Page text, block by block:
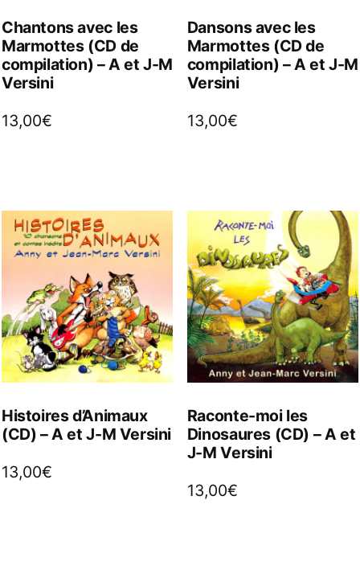
Chantons avec les
Marmottes (CD de
compilation) – A et J-M
Versini
13,00€
Dansons avec les
Marmottes (CD de
compilation) – A et J-M
Versini
13,00€
Histoires d’Animaux
(CD) – A et J-M Versini
13,00€
Raconte-moi les
Dinosaures (CD) – A et
J-M Versini
13,00€